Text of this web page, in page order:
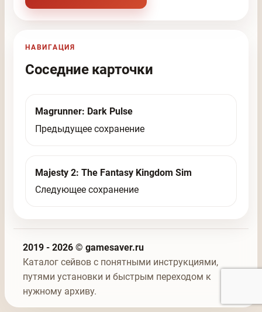
НАВИГАЦИЯ
Соседние карточки
Magrunner: Dark Pulse
Предыдущее сохранение
Majesty 2: The Fantasy Kingdom Sim
Следующее сохранение
2019 - 2026 © gamesaver.ru
Каталог сейвов с понятными инструкциями,
путями установки и быстрым переходом к
нужному архиву.